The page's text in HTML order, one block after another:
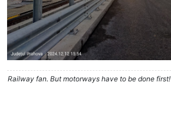
Railway fan. But motorways have to be done first!